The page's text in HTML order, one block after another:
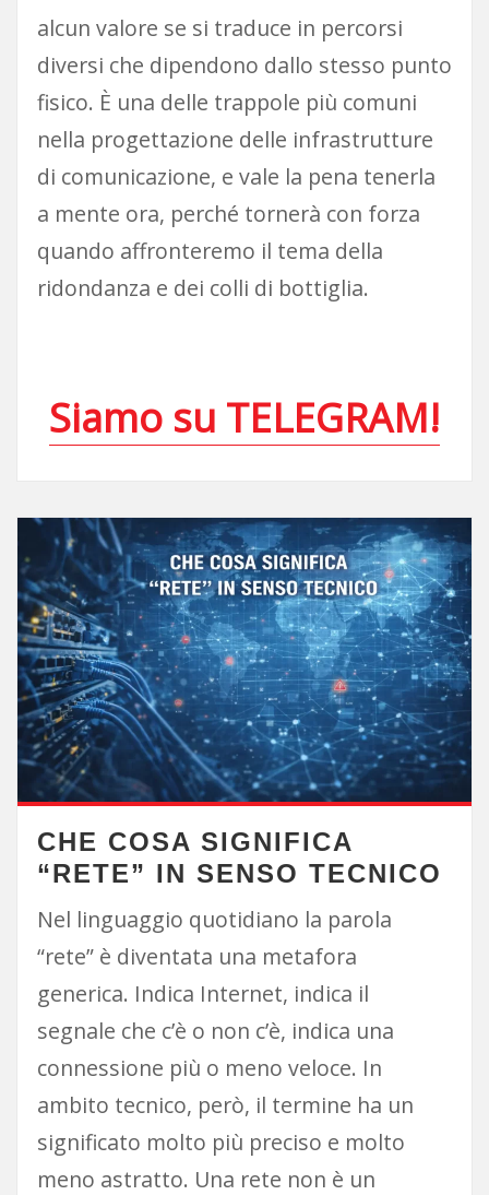
alcun valore se si traduce in percorsi
diversi che dipendono dallo stesso punto
fisico. È una delle trappole più comuni
nella progettazione delle infrastrutture
di comunicazione, e vale la pena tenerla
a mente ora, perché tornerà con forza
quando affronteremo il tema della
ridondanza e dei colli di bottiglia.
Siamo su TELEGRAM!
CHE COSA SIGNIFICA
“RETE” IN SENSO TECNICO
Nel linguaggio quotidiano la parola
“rete” è diventata una metafora
generica. Indica Internet, indica il
segnale che c’è o non c’è, indica una
connessione più o meno veloce. In
ambito tecnico, però, il termine ha un
significato molto più preciso e molto
meno astratto. Una rete non è un